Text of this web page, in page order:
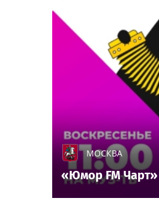
МОСКВА
«Юмор FM Чарт»